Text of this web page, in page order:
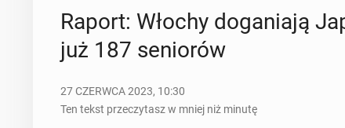
Raport: Włochy do­ga­nia­ją
już 187 se­nio­rów
27 CZERWCA 2023, 10:30
Ten tekst przeczytasz w mniej niż minutę